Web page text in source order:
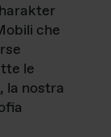
che
le
la nostra